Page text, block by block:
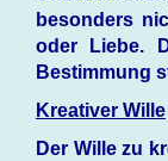
besonders
oder Liebe.
Bestimmung
Kreativer Wille
Der Wille zu